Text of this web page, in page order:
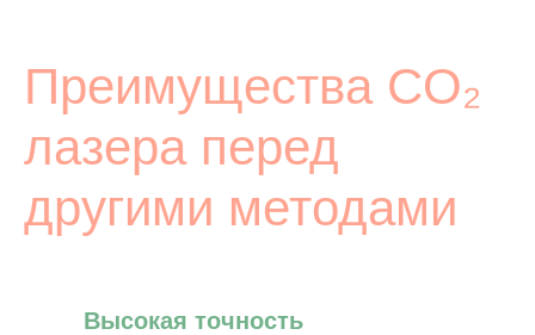
Преимущества CO₂
лазера перед
другими методами
Высокая точность